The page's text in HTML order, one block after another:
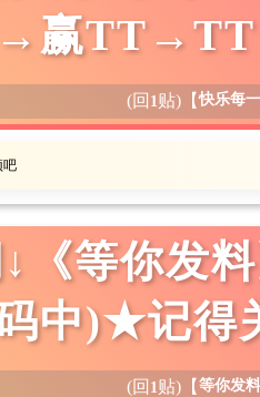
赢
(回 1贴)【快乐每一
吧
↓《等你发
中)★记得
(回 1贴)【 等你发料